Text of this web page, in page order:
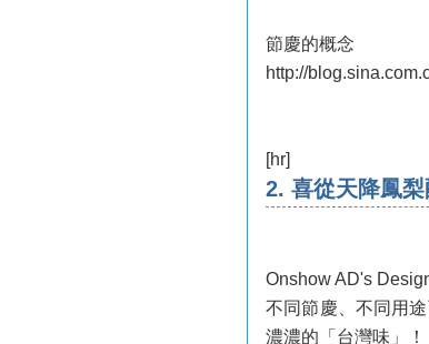
節慶的概念
http://
[hr]
2. 喜從天降鳳
Onshow AD's
不同節慶、不同用
濃濃的「台灣味」！